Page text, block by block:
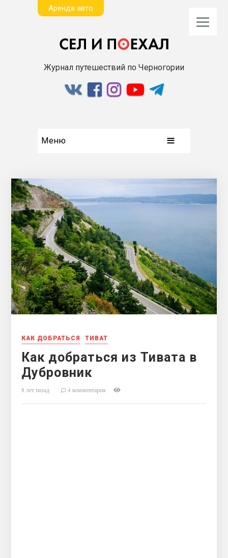
Aренда авто
Журнал путешествий по Черногории
Меню
КАК ДОБРАТЬСЯ ТИВАТ
Как добраться из Тивата в
Дубровник
8 лет назад 4 комментария